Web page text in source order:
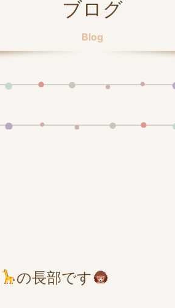
ブログ
Blog
の長部です